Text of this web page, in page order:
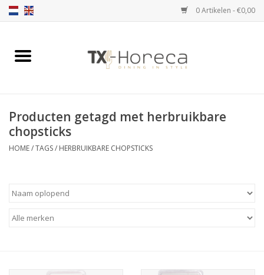
0 Artikelen - €0,00
Home
Catalogi
Merken
Contact
Producten getagd met herbruikbare
chopsticks
HOME/TAGS/ HERBRUIKBARE CHOPSTICKS